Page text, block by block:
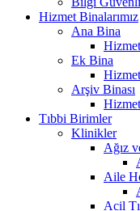
Hizmet Binalarımız
Ana Bina
Ek Bina
Arşiv Binası
Tıbbi Birimler
Klinikler
Ağız
Aile
Acil